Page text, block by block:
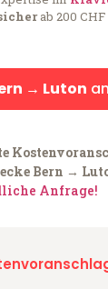
ab 200
→ Luton
Bern →
Anfrage!